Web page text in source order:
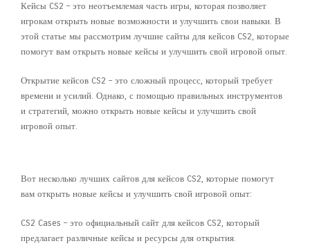
Кейсы CS2 – это неотъемлемая часть игры, которая позволяет
игрокам открыть новые возможности и улучшить свои навыки. В
этой статье мы рассмотрим лучшие сайты для кейсов CS2, которые
помогут вам открыть новые кейсы и улучшить свой игровой опыт.
Открытие кейсов CS2 – это сложный процесс, который требует
времени и усилий. Однако, с помощью правильных инструментов
и стратегий, можно открыть новые кейсы и улучшить свой
игровой опыт.
Вот несколько лучших сайтов для кейсов CS2, которые помогут
вам открыть новые кейсы и улучшить свой игровой опыт:
CS2 Cases – это официальный сайт для кейсов CS2, который
предлагает различные кейсы и ресурсы для открытия.